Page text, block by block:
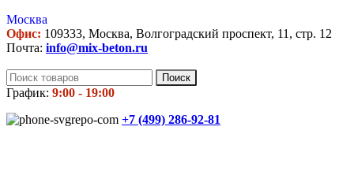
Москва
Офис: 109333, Москва, Волгоградский проспект, 11, стр. 12
Почта: info@mix-beton.ru
Поиск
График: 9:00 - 19:00
+7 (499) 286-92-81